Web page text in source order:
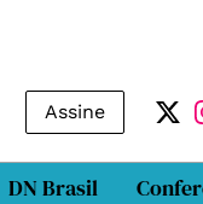
Assine
DN Brasil